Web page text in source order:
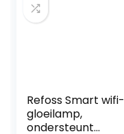
Refoss Smart wifi-
gloeilamp,
ondersteunt